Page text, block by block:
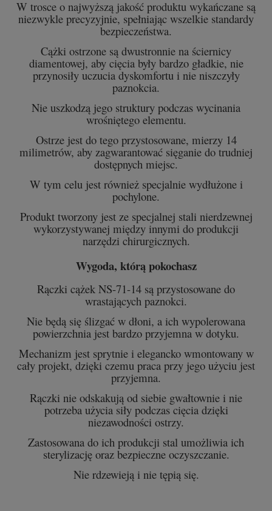
W trosce o najwyższą jakość produktu wykańczane są
niezwykle precyzyjnie, spełniając wszelkie standardy
bezpieczeństwa.
Cążki ostrzone są dwustronnie na ściernicy
diamentowej, aby cięcia były bardzo gładkie, nie
przynosiły uczucia dyskomfortu i nie niszczyły
paznokcia.
Nie uszkodzą jego struktury podczas wycinania
wrośniętego elementu.
Ostrze jest do tego przystosowane, mierzy 14
milimetrów, aby zagwarantować sięganie do trudniej
dostępnych miejsc.
W tym celu jest również specjalnie wydłużone i
pochylone.
Produkt tworzony jest ze specjalnej stali nierdzewnej
wykorzystywanej między innymi do produkcji
narzędzi chirurgicznych.
Wygoda, którą pokochasz
Rączki cążek NS-71-14 są przystosowane do
wrastających paznokci.
Nie będą się ślizgać w dłoni, a ich wypolerowana
powierzchnia jest bardzo przyjemna w dotyku.
Mechanizm jest sprytnie i elegancko wmontowany w
cały projekt, dzięki czemu praca przy jego użyciu jest
przyjemna.
Rączki nie odskakują od siebie gwałtownie i nie
potrzeba użycia siły podczas cięcia dzięki
niezawodności ostrzy.
Zastosowana do ich produkcji stal umożliwia ich
sterylizację oraz bezpieczne oczyszczanie.
Nie rdzewieją i nie tępią się.